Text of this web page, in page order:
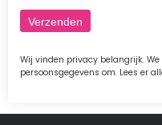
Wij vinden privacy belangrijk.
persoonsgegevens om. Lees er